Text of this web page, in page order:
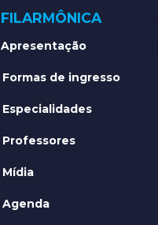
FILARMÔNICA
Apresentação
Formas de ingresso
Especialidades
Professores
Mídia
Agenda